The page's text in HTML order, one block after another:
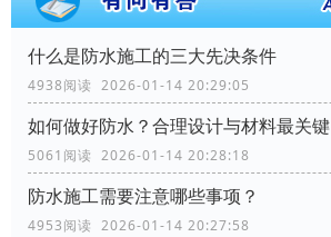
什么是防水施工的三大先决条件
4938阅读 2026-01-14 20:29:05
如何做好防水？合理设计与材料最关键
5061阅读 2026-01-14 20:28:18
防水施工需要注意哪些事项？
4953阅读 2026-01-14 20:27:58